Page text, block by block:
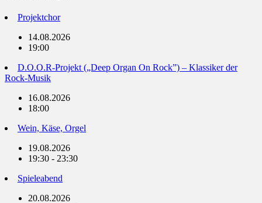
Projektchor
14.08.2026
19:00
D.O.O.R-Projekt („Deep Organ On Rock”) – Klassiker der
Rock-Musik
16.08.2026
18:00
Wein, Käse, Orgel
19.08.2026
19:30 - 23:30
Spieleabend
20.08.2026